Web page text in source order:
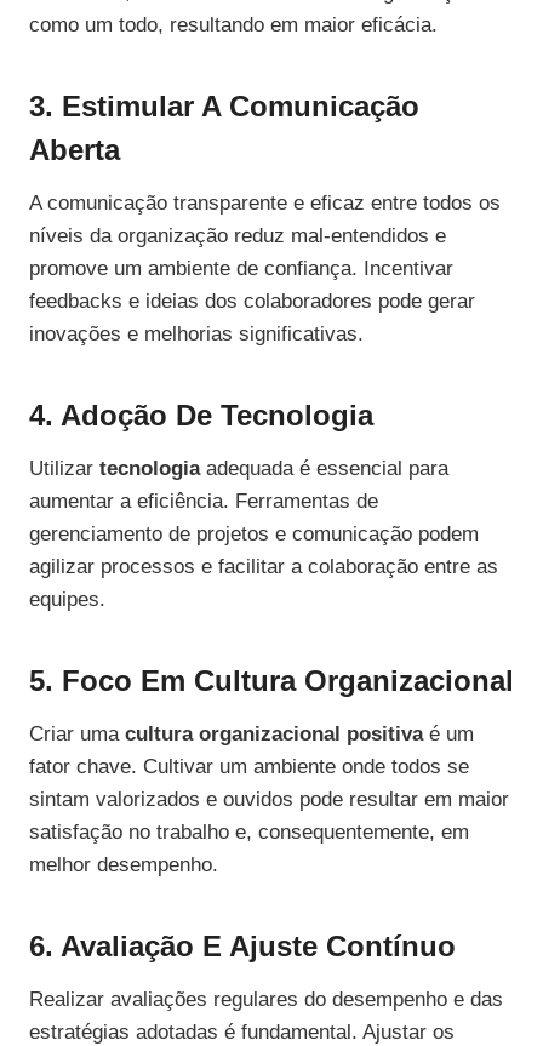
como um todo, resultando em maior eficácia.
3. Estimular A Comunicação
Aberta
A comunicação transparente e eficaz entre todos os
níveis da organização reduz mal-entendidos e
promove um ambiente de confiança. Incentivar
feedbacks e ideias dos colaboradores pode gerar
inovações e melhorias significativas.
4. Adoção De Tecnologia
Utilizar tecnologiaadequada é essencial para
aumentar a eficiência. Ferramentas de
gerenciamento de projetos e comunicação podem
agilizar processos e facilitar a colaboração entre as
equipes.
5. Foco Em Cultura Organizacional
Criar uma cultura organizacional positivaé um
fator chave. Cultivar um ambiente onde todos se
sintam valorizados e ouvidos pode resultar em maior
satisfação no trabalho e, consequentemente, em
melhor desempenho.
6. Avaliação E Ajuste Contínuo
Realizar avaliações regulares do desempenho e das
estratégias adotadas é fundamental. Ajustar os